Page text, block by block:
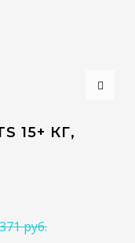
15+ КГ,
руб.